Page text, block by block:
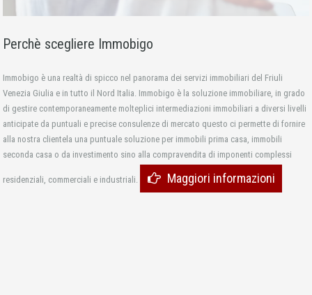
Perchè scegliere Immobigo
Immobigo è una realtà di spicco nel panorama dei servizi immobiliari del Friuli
Venezia Giulia e in tutto il Nord Italia. Immobigo è la soluzione immobiliare, in grado
di gestire contemporaneamente molteplici intermediazioni immobiliari a diversi livelli
anticipate da puntuali e precise consulenze di mercato questo ci permette di fornire
alla nostra clientela una puntuale soluzione per immobili prima casa, immobili
seconda casa o da investimento sino alla compravendita di imponenti complessi
residenziali, commerciali e industriali. Maggiori informazioni